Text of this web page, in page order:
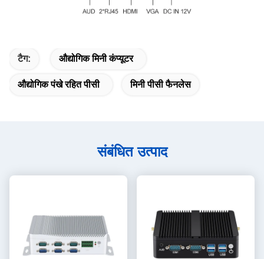
टैग: औद्योगिक मिनी कंप्यूटर
औद्योगिक पंखे रहित पीसी मिनी पीसी फैनलेस
संबंधित उत्पाद